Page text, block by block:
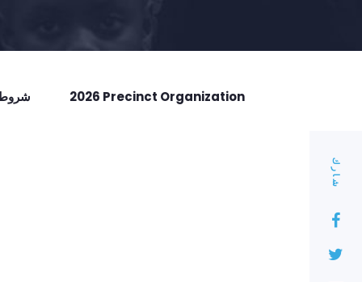
شارك
شروط 2026 Precinct Organization